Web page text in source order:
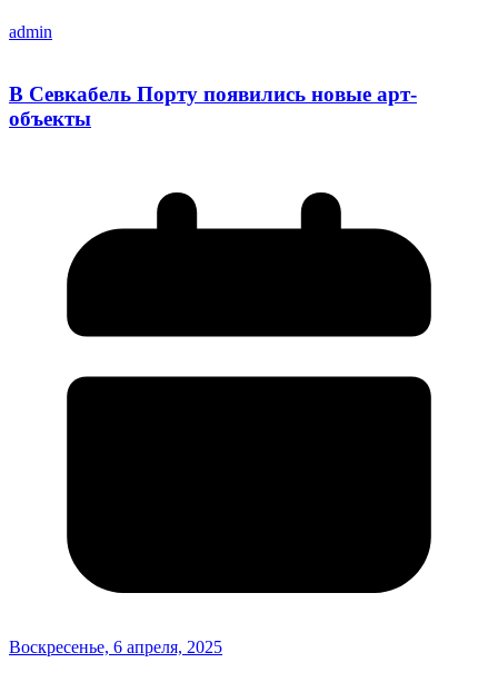
admin
В Севкабель Порту появились новые арт-
объекты
Воскресенье, 6 апреля, 2025